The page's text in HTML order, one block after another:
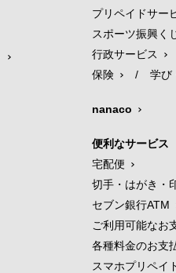
プリペイドサー
スポーツ振興く
行政サービス
保険
/ 学び
nanaco
便利なサービス
宅配便
切手・はがき・
セブン銀行ATM
ご利用可能なお
各種料金のお支
スマホプリペイ